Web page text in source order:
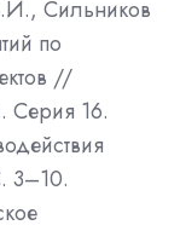
Сильников
по
//
Серия 16.
3–10.